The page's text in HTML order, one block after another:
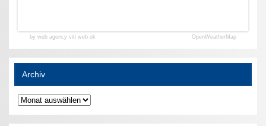
by web agency siti web ok OpenWeatherMap
Archiv
Archiv